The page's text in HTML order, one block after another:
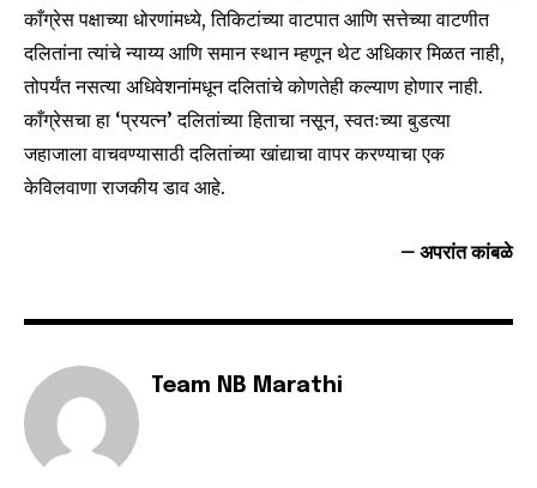
काँग्रेस पक्षाच्या धोरणांमध्ये, तिकिटांच्या वाटपात आणि सत्तेच्या वाटणीत
दलितांना त्यांचे न्याय्य आणि समान स्थान म्हणून थेट अधिकार मिळत नाही,
तोपर्यंत नसत्या अधिवेशनांमधून दलितांचे कोणतेही कल्याण होणार नाही.
काँग्रेसचा हा ‘प्रयत्न’ दलितांच्या हिताचा नसून, स्वतःच्या बुडत्या
जहाजाला वाचवण्यासाठी दलितांच्या खांद्याचा वापर करण्याचा एक
केविलवाणा राजकीय डाव आहे.
– अपरांत कांबळे
Team NB Marathi